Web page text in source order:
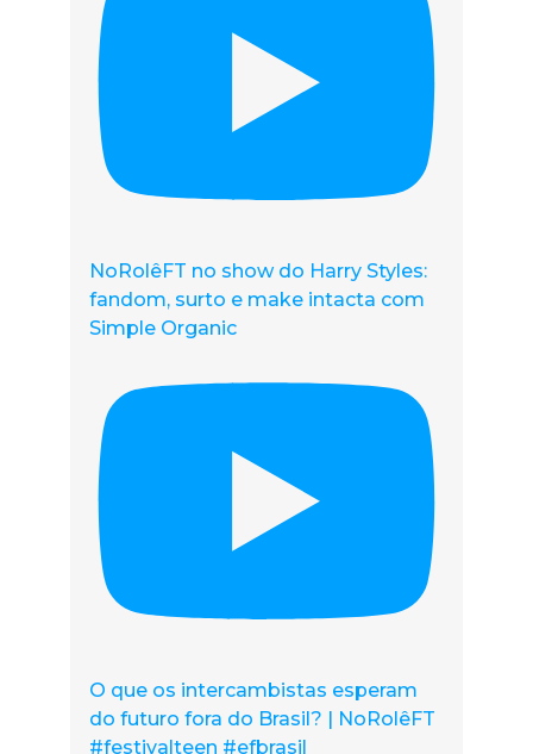
NoRolêFT no show do Harry Styles:
fandom, surto e make intacta com
Simple Organic
O que os intercambistas esperam
do futuro fora do Brasil? | NoRolêFT
#festivalteen #efbrasil